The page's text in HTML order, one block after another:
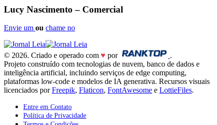
Lucy Nascimento – Comercial
Envie um ou chame no
© 2026. Criado e operado com ♥ por
.
Projeto construído com tecnologias de nuvem, banco de dados e
inteligência artificial, incluindo serviços de edge computing,
plataformas low-code e modelos de IA generativa. Recursos visuais
licenciados porFreepik, Flaticon, FontAwesome e LottieFiles.
Entre em Contato
Política de Privacidade